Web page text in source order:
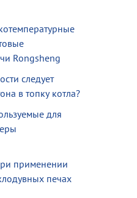
Rongsheng
следует
в топку котла?
для
применении
печах